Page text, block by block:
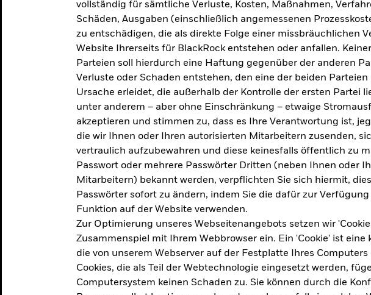
Die
in
vollständig für sämtliche Verluste, Kosten, Maßnahmen,
Schäden, Ausgaben (einschließlich angemessenen
zu entschädigen, die als direkte Folge einer missbräuchlichen
Website Ihrerseits für BlackRock entstehen oder anfallen.
Parteien soll hierdurch eine Haftung gegenüber der anderen
Verluste oder Schaden entstehen, den eine der beiden
Ursache erleidet, die außerhalb der Kontrolle der ersten Partei
unter anderem – aber ohne Einschränkung – etwaige
akzeptieren und stimmen zu, dass es Ihre Verantwortung ist,
die wir Ihnen oder Ihren autorisierten Mitarbeitern zusenden,
vertraulich aufzubewahren und diese keinesfalls öffentlich zu
Passwort oder mehrere Passwörter Dritten (neben Ihnen oder
Mitarbeitern) bekannt werden, verpflichten Sie sich hiermit,
Passwörter sofort zu ändern, indem Sie die dafür zur
Funktion auf der Website verwenden.
Zur Optimierung unseres Webseitenangebots setzen wir
Zusammenspiel mit Ihrem Webbrowser ein. Ein 'Cookie' ist eine
die von unserem Webserver auf der Festplatte Ihres
Cookies, die als Teil der Webtechnologie eingesetzt werden,
Computersystem keinen Schaden zu. Sie können durch die